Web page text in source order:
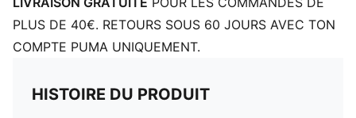
PLUS DE 40€. RETOURS SOUS 60 JOURS AVEC TON
COMPTE PUMA UNIQUEMENT.
HISTOIRE DU PRODUIT